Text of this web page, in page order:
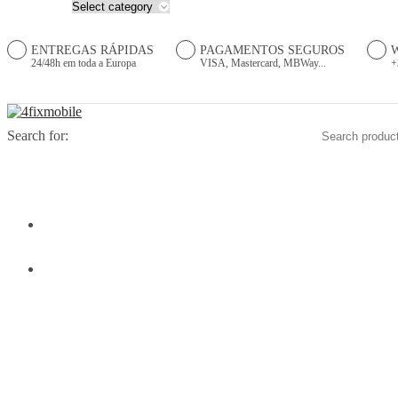
ENTREGAS RÁPIDAS
24/48h em toda a Europa
PAGAMENTOS SEGUROS
VISA, Mastercard, MBWay...
Search for: